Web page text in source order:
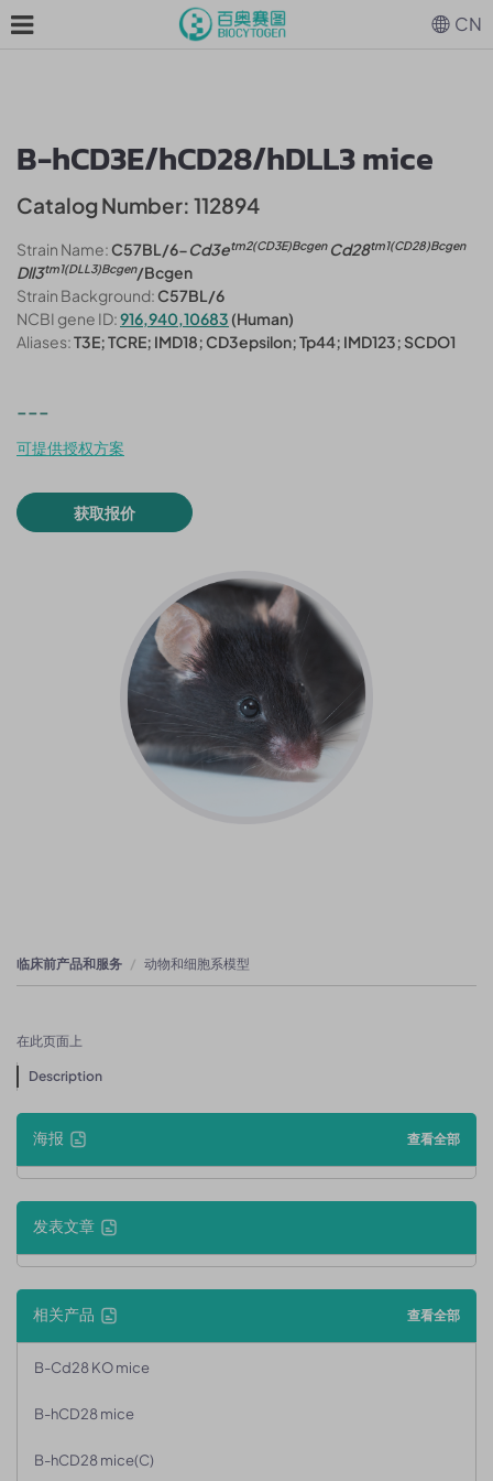
B-hCD3E/hCD28/hDLL3 mice
Catalog Number: 112894
Strain Name:C57BL/6-Cd3etm2(CD3E)BcgenCd28tm1(CD28)Bcgen
Dll3tm1(DLL3)Bcgen/Bcgen
Strain Background:C57BL/6
NCBI gene ID:916,940,10683 (Human)
Aliases:T3E; TCRE; IMD18; CD3epsilon; Tp44; IMD123; SCDO1
---
可提供授权方案
获取报价
临床前产品和服务 动物和细胞系模型
在此页面上
Description
海报 查看全部
发表文章
相关产品 查看全部
B-Cd28 KO mice
B-hCD28 mice
B-hCD28 mice(C)
CN